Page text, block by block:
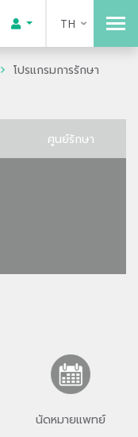
TH
โปรแกรมการรักษา
ศูนย์รักษา
นัดหมายแพทย์